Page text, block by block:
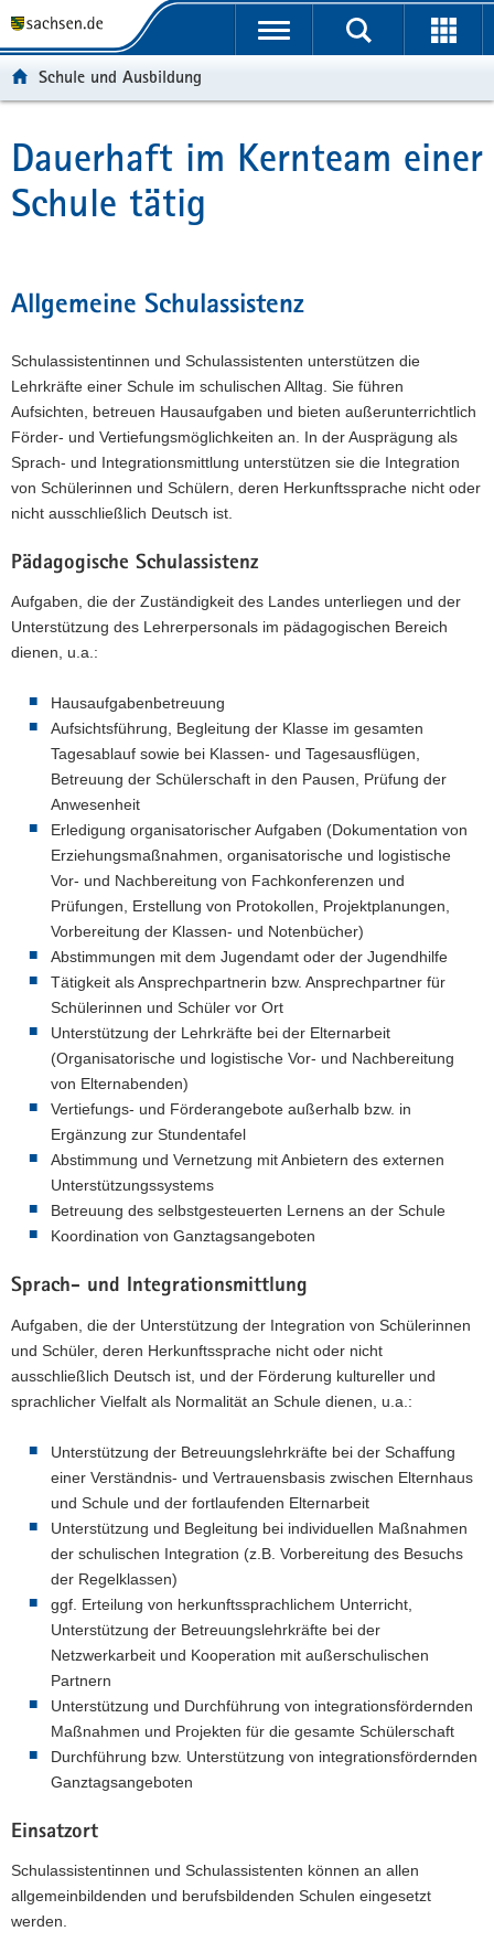
t
ü
b
e
r
e
f
e
n
d
e
N
a
i
t
o
n
t
n
a
v
a
t
o
n
p
n
h
a
t
-
B
e
i
c
Schule und Ausbildung
Hauptinhalt
Dauerhaft im Kernteam einer
Schule tätig
Allgemeine Schulassistenz
Schulassistentinnen und Schulassistenten unterstützen die
Lehrkräfte einer Schule im schulischen Alltag. Sie führen
Aufsichten, betreuen Hausaufgaben und bieten außerunterrichtlich
Förder- und Vertiefungsmöglichkeiten an. In der Ausprägung als
Sprach- und Integrationsmittlung unterstützen sie die Integration
von Schülerinnen und Schülern, deren Herkunftssprache nicht oder
nicht ausschließlich Deutsch ist.
Pädagogische Schulassistenz
Aufgaben, die der Zuständigkeit des Landes unterliegen und der
Unterstützung des Lehrerpersonals im pädagogischen Bereich
dienen, u.a.:
Hausaufgabenbetreuung
Aufsichtsführung, Begleitung der Klasse im gesamten
Tagesablauf sowie bei Klassen- und Tagesausflügen,
Betreuung der Schülerschaft in den Pausen, Prüfung der
Anwesenheit
Erledigung organisatorischer Aufgaben (Dokumentation von
Erziehungsmaßnahmen, organisatorische und logistische
Vor- und Nachbereitung von Fachkonferenzen und
Prüfungen, Erstellung von Protokollen, Projektplanungen,
Vorbereitung der Klassen- und Notenbücher)
Abstimmungen mit dem Jugendamt oder der Jugendhilfe
Tätigkeit als Ansprechpartnerin bzw. Ansprechpartner für
Schülerinnen und Schüler vor Ort
Unterstützung der Lehrkräfte bei der Elternarbeit
(Organisatorische und logistische Vor- und Nachbereitung
von Elternabenden)
Vertiefungs- und Förderangebote außerhalb bzw. in
Ergänzung zur Stundentafel
Abstimmung und Vernetzung mit Anbietern des externen
Unterstützungssystems
Betreuung des selbstgesteuerten Lernens an der Schule
Koordination von Ganztagsangeboten
Sprach- und Integrationsmittlung
Aufgaben, die der Unterstützung der Integration von Schülerinnen
und Schüler, deren Herkunftssprache nicht oder nicht
ausschließlich Deutsch ist, und der Förderung kultureller und
sprachlicher Vielfalt als Normalität an Schule dienen, u.a.:
Unterstützung der Betreuungslehrkräfte bei der Schaffung
einer Verständnis- und Vertrauensbasis zwischen Elternhaus
und Schule und der fortlaufenden Elternarbeit
Unterstützung und Begleitung bei individuellen Maßnahmen
der schulischen Integration (z.B. Vorbereitung des Besuchs
der Regelklassen)
ggf. Erteilung von herkunftssprachlichem Unterricht,
Unterstützung der Betreuungslehrkräfte bei der
Netzwerkarbeit und Kooperation mit außerschulischen
Partnern
Unterstützung und Durchführung von integrationsfördernden
Maßnahmen und Projekten für die gesamte Schülerschaft
Durchführung bzw. Unterstützung von integrationsfördernden
Ganztagsangeboten
Einsatzort
Schulassistentinnen und Schulassistenten können an allen
allgemeinbildenden und berufsbildenden Schulen eingesetzt
werden.